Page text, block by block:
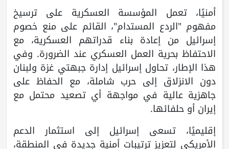
أمنيًا، تعمل المؤسسة العسكرية على ترسيخ
مفهوم "الردع المستدام"، القائم على منع خصوم
إسرائيل من إعادة بناء قدراتهم العسكرية، مع
الاحتفاظ بحرية العمل العسكري عند الضرورة. وفي
هذا الإطار، تحاول إسرائيل إدارة جبهتي غزة ولبنان
دون الانزلاق إلى حرب شاملة، مع الحفاظ على
جاهزية عالية في مواجهة أي تصعيد محتمل مع
إيران أو حلفائها.
إقليميًا، تسعى إسرائيل إلى استثمار الدعم
الأمريكي لتعزيز ترتيبات أمنية جديدة في المنطقة،